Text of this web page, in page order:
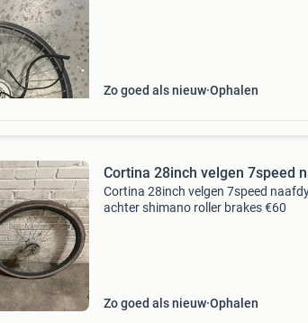
Zo goed als nieuw Ophalen
Cortina 28inch velgen 7speed
Cortina 28inch velgen 7speed
achter shimano roller brakes €60
Zo goed als nieuw Ophalen